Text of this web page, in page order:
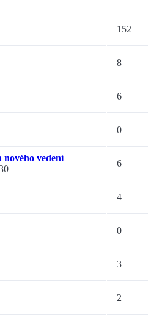
152
8
6
0
nového vedení
6
4
0
3
2